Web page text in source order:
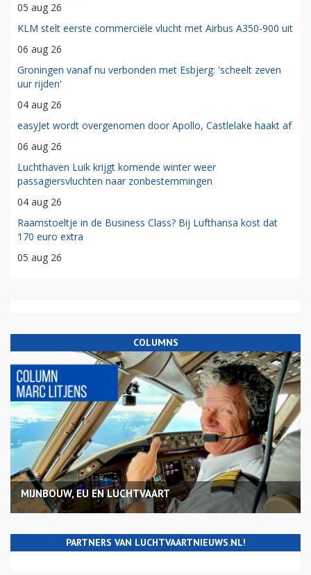
05 aug 26
KLM stelt eerste commerciële vlucht met Airbus A350-900 uit
06 aug 26
Groningen vanaf nu verbonden met Esbjerg: 'scheelt zeven
uur rijden'
04 aug 26
easyJet wordt overgenomen door Apollo, Castlelake haakt af
06 aug 26
Luchthaven Luik krijgt komende winter weer
passagiersvluchten naar zonbestemmingen
04 aug 26
Raamstoeltje in de Business Class? Bij Lufthansa kost dat
170 euro extra
05 aug 26
COLUMNS
MIJNBOUW, EU EN LUCHTVAART
PARTNERS VAN LUCHTVAARTNIEUWS.NL!